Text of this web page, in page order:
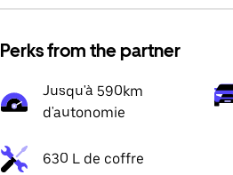
Perks from the partner
Jusqu'à 590km
d'autonomie
630 L de coffre